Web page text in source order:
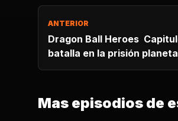
ANTERIOR
Dragon Ball Heroes Capitulo 1: Goku vs. Goku. Inicia una apasionante
batalla en la prisión
Mas episodios de